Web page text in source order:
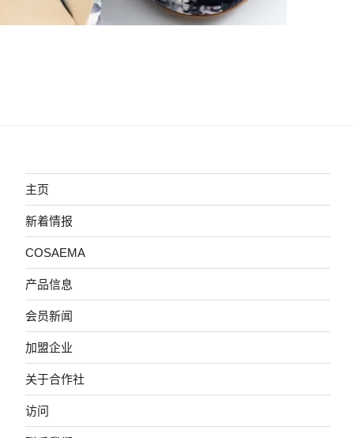
主页
新着情报
COSAEMA
产品信息
会员新闻
加盟企业
关于合作社
访问